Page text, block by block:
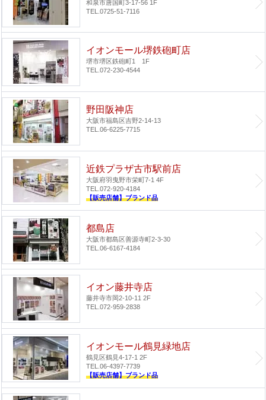
和泉市唐国町3-17-56 1F
TEL.0725-51-7116
イオンモール堺鉄砲町店
堺市堺区鉄砲町1 1F
TEL.072-230-4544
野田阪神店
大阪市福島区吉野2-14-13
TEL.06-6225-7715
近鉄プラザ古市駅前店
大阪府羽曳野市栄町7-1 4F
TEL.072-920-4184
【販売店舗】ブランド品
都島店
大阪市都島区善源寺町2-3-30
TEL.06-6167-4184
イオン藤井寺店
藤井寺市岡2-10-11 2F
TEL.072-959-2838
イオンモール鶴見緑地店
鶴見区鶴見4-17-1 2F
TEL.06-4397-7739
【販売店舗】ブランド品